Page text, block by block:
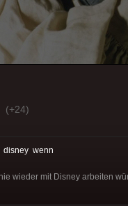
(+24)
disney wenn
wieder mit Disney arbeiten